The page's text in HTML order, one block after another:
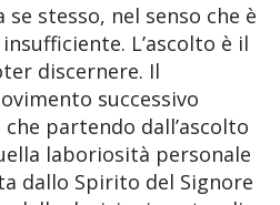
se stesso, nel senso che è
L’ascolto è il
discernere. Il
successivo
che partendo dall’ascolto
laboriosità personale
dallo Spirito del Signore